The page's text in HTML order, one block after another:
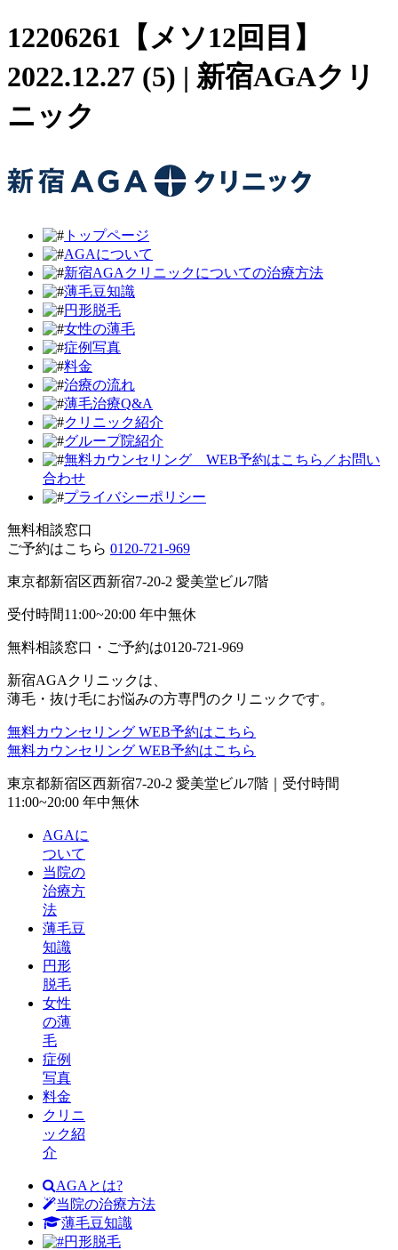
12206261【メソ12回目】
2022.12.27 (5) | 新宿AGAクリ
ニック
トップページ
AGAについて
新宿AGAクリニックについての治療方法
薄毛豆知識
円形脱毛
女性の薄毛
症例写真
料金
治療の流れ
薄毛治療Q&A
クリニック紹介
グループ院紹介
無料カウンセリング WEB予約はこちら／お問い
合わせ
プライバシーポリシー
無料相談窓口
ご予約はこちら 0120-721-969
東京都新宿区西新宿7-20-2 愛美堂ビル7階
受付時間11:00~20:00 年中無休
無料相談窓口・ご予約は0120-721-969
新宿AGAクリニックは、
薄毛・抜け毛にお悩みの方専門のクリニックです。
無料カウンセリング WEB予約はこちら
無料カウンセリング WEB予約はこちら
東京都新宿区西新宿7-20-2 愛美堂ビル7階｜ 受付時間
11:00~20:00 年中無休
AGAに
ついて
当院の
治療方
法
薄毛豆
知識
円形
脱毛
女性
の薄
毛
症例
写真
料金
クリニ
ック紹
介
AGAとは?
当院の治療方法
薄毛豆知識
円形脱毛